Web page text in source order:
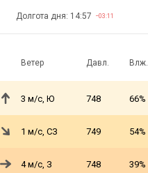
Долгота дня: 14:57 −03:11
Ветер Давл. Влж.
3 м/с, Ю 748 66%
1 м/с, СЗ 749 54%
4 м/с, З 748 39%